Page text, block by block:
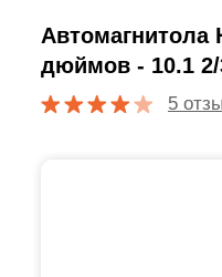
Автомагнитола
дюймов - 10.1 2/
5